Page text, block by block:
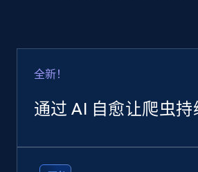
全新！
通过 AI 自愈让爬虫持